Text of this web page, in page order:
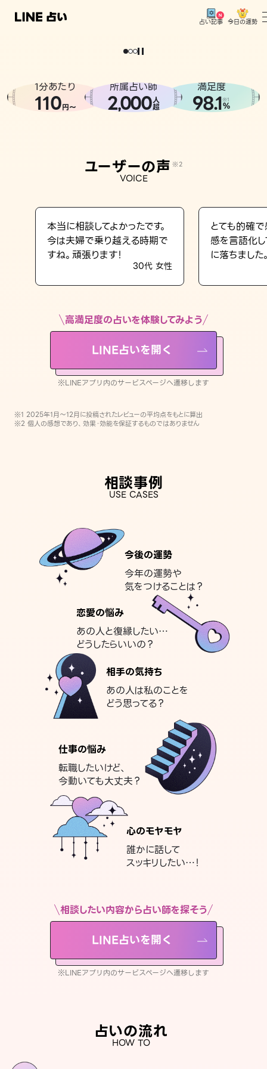
占い記事 今日の運勢
相談事例
LINE占いを開く
※LINEアプリ内のサービスページへ遷移します
どうせなら
。
1分あたり
110円〜
所属占い師
2,000人
超
満足度
98.1※1
%
ユーザーの声 ※2
VOICE
本当に相談してよかったです。
今は夫婦で乗り越える時期で
すね。頑張ります！
30代 女性
とても的確
感を言語化
に落ちました
高満足度の占いを体験してみよう
LINE占いを開く
※LINEアプリ内のサービスページへ遷移します
※1 2025年1月〜12月に投稿されたレビューの平均点をもとに算出
※2 個人の感想であり、効果・効能を保証するものではありません
相談事例
USE CASES
今後の運勢
今年の運勢や
気をつけることは？
恋愛の悩み
あの人と復縁したい…
どうしたらいいの？
相手の気持ち
あの人は私のことを
どう思ってる？
仕事の悩み
転職したいけど、
今動いても大丈夫？
心のモヤモヤ
誰かに話して
スッキリしたい…！
相談したい内容から占い師を探そう
LINE占いを開く
※LINEアプリ内のサービスページへ遷移します
占いの流れ
HOW TO